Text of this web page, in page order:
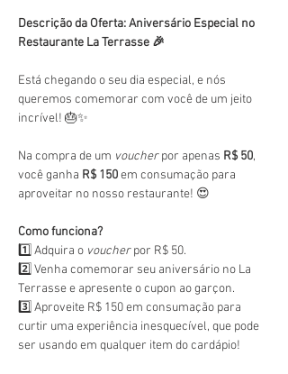
Descrição da Oferta: Aniversário Especial no
Restaurante La Terrasse 🎉
Está chegando o seu dia especial, e nós
queremos comemorar com você de um jeito
incrível! 🎂✨
Na compra de um voucher por apenas R$ 50,
você ganha R$ 150 em consumação para
aproveitar no nosso restaurante! 😍
Como funciona?
1️⃣ Adquira o voucher por R$ 50.
2️⃣ Venha comemorar seu aniversário no La
Terrasse e apresente o cupon ao garçon.
3️⃣ Aproveite R$ 150 em consumação para
curtir uma experiência inesquecível, que pode
ser usando em qualquer item do cardápio!